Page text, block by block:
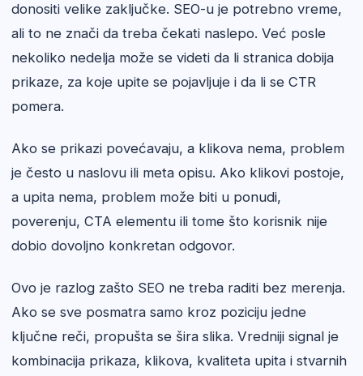
donositi velike zaključke. SEO-u je potrebno vreme,
ali to ne znači da treba čekati naslepo. Već posle
nekoliko nedelja može se videti da li stranica dobija
prikaze, za koje upite se pojavljuje i da li se CTR
pomera.
Ako se prikazi povećavaju, a klikova nema, problem
je često u naslovu ili meta opisu. Ako klikovi postoje,
a upita nema, problem može biti u ponudi,
poverenju, CTA elementu ili tome što korisnik nije
dobio dovoljno konkretan odgovor.
Ovo je razlog zašto SEO ne treba raditi bez merenja.
Ako se sve posmatra samo kroz poziciju jedne
ključne reči, propušta se šira slika. Vredniji signal je
kombinacija prikaza, klikova, kvaliteta upita i stvarnih